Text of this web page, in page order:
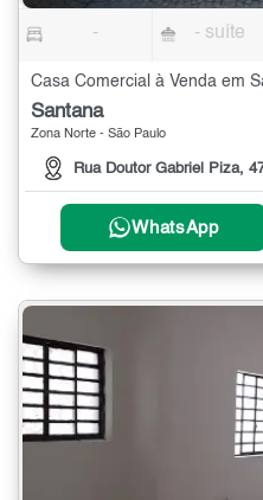
- - suíte
Casa Comercial à Venda em
Santana
Zona Norte - São Paulo
Rua Doutor Gabriel Piza,
WhatsApp